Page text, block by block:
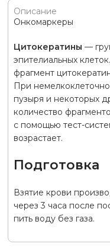
Описание
Онкомаркеры
Цитокератины —
эпителиальных
фрагмент
При
пузыря и некоторых
количество
с помощью тест-
возрастает.
Подготовка
Взятие крови
через 3 часа после
пить воду без газа.